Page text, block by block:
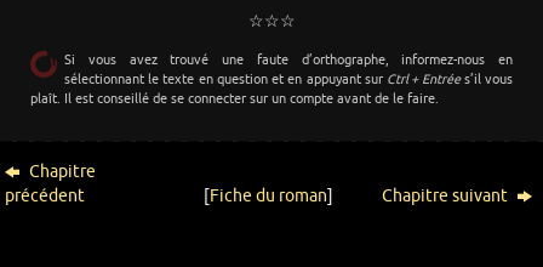
☆☆☆
Si vous avez trouvé une faute d’orthographe, informez-nous en
sélectionnant le texte en question et en appuyant sur Ctrl + Entrées’il vous
plaît. Il est conseillé de se connecter sur un compte avant de le faire.
Chapitre
précédent
[Fiche du roman] Chapitre suivant